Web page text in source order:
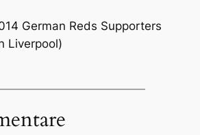
German Reds Supporters
Liverpool)